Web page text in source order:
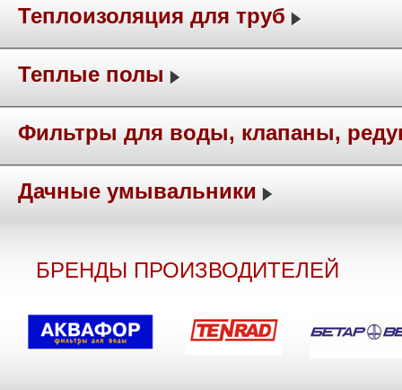
Теплоизоляция для труб
Теплые полы
Фильтры для воды, клапаны,
Дачные умывальники
БРЕНДЫ ПРОИЗВОДИТЕЛЕЙ